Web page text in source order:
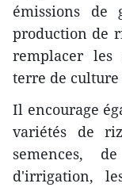
émissions
production de
remplacer les
terre de culture
Il encourage
variétés de
semences,
d'irrigation,